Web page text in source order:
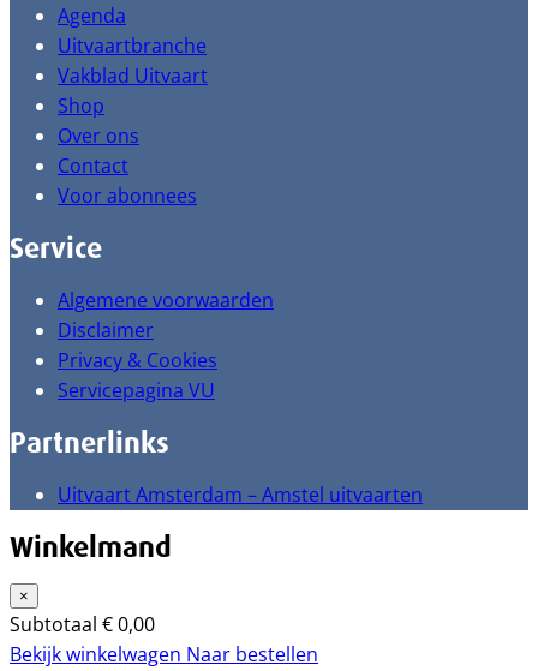
Agenda
Uitvaartbranche
Vakblad Uitvaart
Shop
Over ons
Contact
Voor abonnees
Service
Algemene voorwaarden
Disclaimer
Privacy & Cookies
Servicepagina VU
Partnerlinks
Uitvaart Amsterdam – Amstel uitvaarten
Winkelmand
×
Subtotaal €0,00
Bekijk winkelwagen Naar bestellen